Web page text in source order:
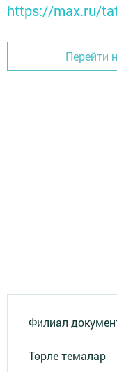
https://max.ru/
Перейти
Филиал
Төрле темалар